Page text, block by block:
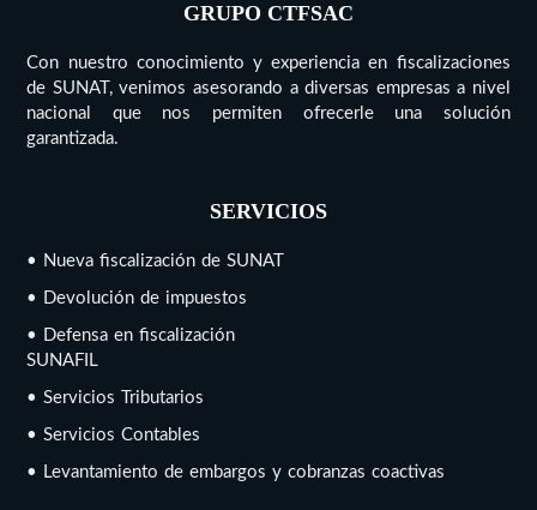
GRUPO CTFSAC
Con nuestro conocimiento y experiencia en fiscalizaciones
de SUNAT, venimos asesorando a diversas empresas a nivel
nacional que nos permiten ofrecerle una solución
garantizada.
SERVICIOS
• Nueva fiscalización de SUNAT
• Devolución de impuestos
• Defensa en fiscalización
SUNAFIL
• Servicios Tributarios
• Servicios Contables
• Levantamiento de embargos y cobranzas coactivas